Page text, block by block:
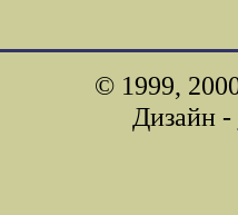
© 1999,
Дизайн -